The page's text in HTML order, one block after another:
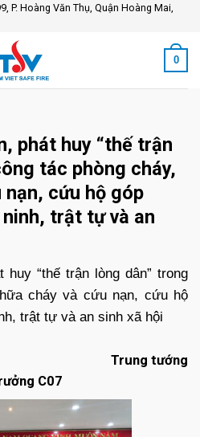
P. Hoàng Văn Thụ, Quận Hoàng Mai,
0
phát huy “thế trận
tác phòng cháy,
cứu hộ góp
trật tự và an
“thế trận lòng dân” trong
cháy và cứu nạn, cứu hộ
trật tự và an sinh xã hội
tướng
C07